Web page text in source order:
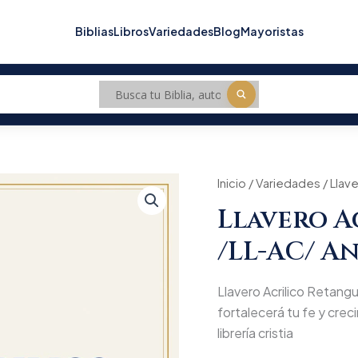
BibliasLibrosVariedadesBlogMayoristas
Inicio /Variedades /
Llavero
/LL-AC/
Llavero Acrilico
fortalecerá tu fe y
librería cristia